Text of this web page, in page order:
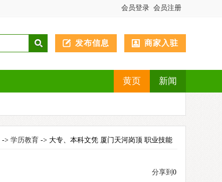
会员登录 会员注册
发布信息 商家入驻
新闻
黄页
-> 学历教育 -> 大专、本科文凭 厦门天河岗顶 职业技能
分享到 0